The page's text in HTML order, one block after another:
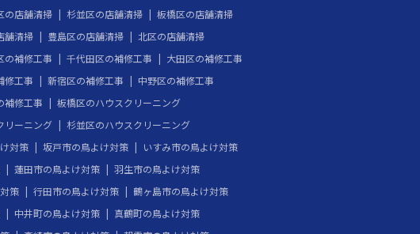
の店舗清掃 杉並区の店舗清掃
板橋区の店舗清掃
舗清掃 豊島区の店舗清掃
北区の店舗清掃
の補修工事 千代田区の補修工事
大田区の補修工事
修工事 新宿区の補修工事
中野区の補修工事
補修工事
板橋区のハウスクリーニング
リーニング
杉並区のハウスクリーニング
対策 坂戸市の鳥よけ対策
いすみ市の鳥よけ対策
蓮田市の鳥よけ対策
羽生市の鳥よけ対策
策 行田市の鳥よけ対策
鶴ヶ島市の鳥よけ対策
中井町の鳥よけ対策
真鶴町の鳥よけ対策